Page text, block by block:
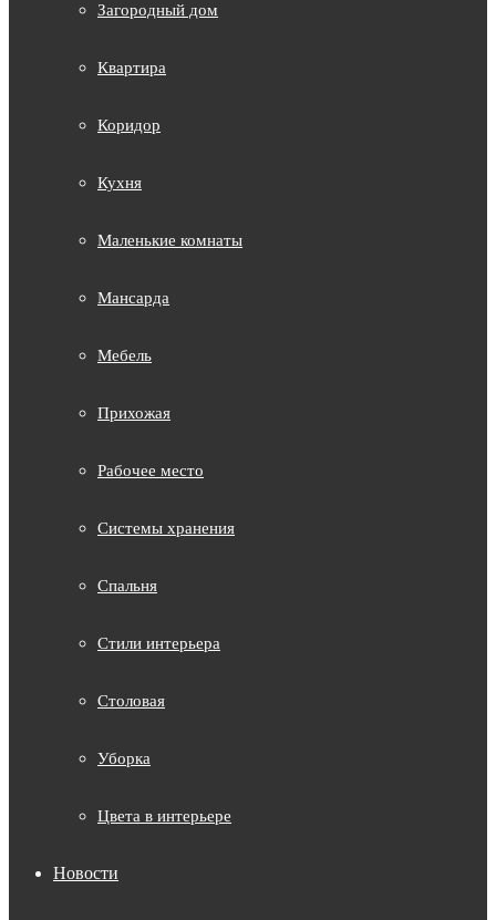
Загородный дом
Квартира
Коридор
Кухня
Маленькие комнаты
Мансарда
Мебель
Прихожая
Рабочее место
Системы хранения
Спальня
Стили интерьера
Столовая
Уборка
Цвета в интерьере
Новости